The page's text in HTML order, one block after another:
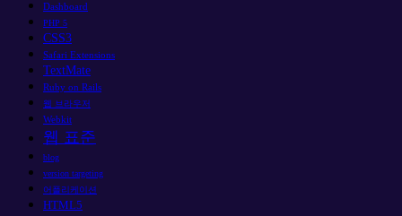
Dashboard
PHP 5
CSS3
Safari Extensions
TextMate
Ruby on Rails
웹 브라우저
Webkit
웹 표준
blog
version targeting
어플리케이션
HTML5